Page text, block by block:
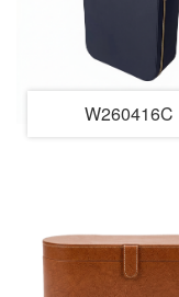
W260416C